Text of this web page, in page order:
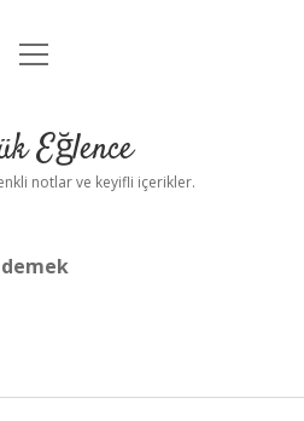
Anasayfa
Uyarı
menüyü
Eğlence
notlar ve keyifli içerikler.